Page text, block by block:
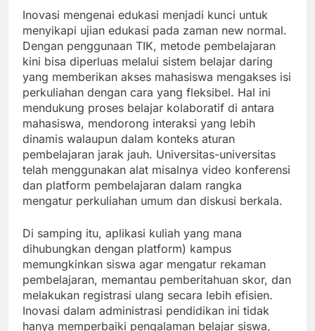
Inovasi mengenai edukasi menjadi kunci untuk
menyikapi ujian edukasi pada zaman new normal.
Dengan penggunaan TIK, metode pembelajaran
kini bisa diperluas melalui sistem belajar daring
yang memberikan akses mahasiswa mengakses isi
perkuliahan dengan cara yang fleksibel. Hal ini
mendukung proses belajar kolaboratif di antara
mahasiswa, mendorong interaksi yang lebih
dinamis walaupun dalam konteks aturan
pembelajaran jarak jauh. Universitas-universitas
telah menggunakan alat misalnya video konferensi
dan platform pembelajaran dalam rangka
mengatur perkuliahan umum dan diskusi berkala.
Di samping itu, aplikasi kuliah yang mana
dihubungkan dengan platform) kampus
memungkinkan siswa agar mengatur rekaman
pembelajaran, memantau pemberitahuan skor, dan
melakukan registrasi ulang secara lebih efisien.
Inovasi dalam administrasi pendidikan ini tidak
hanya memperbaiki pengalaman belajar siswa,